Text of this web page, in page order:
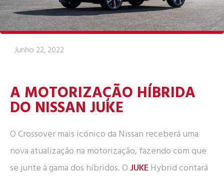
Junho 22, 2022
A MOTORIZAÇÃO HÍBRIDA
DO NISSAN JUKE
O Crossover mais icónico da Nissan receberá uma
nova atualização na motorização, fazendo com que
se junte à gama dos híbridos. O JUKE Hybrid contará